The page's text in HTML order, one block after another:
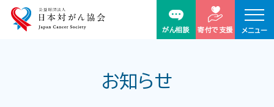
がん相談 寄付で支援 メニュー
お知らせ